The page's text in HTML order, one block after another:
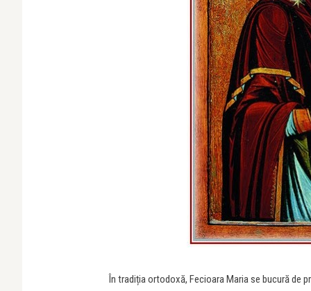
În tradiția ortodoxă, Fecioara Maria se bucură de